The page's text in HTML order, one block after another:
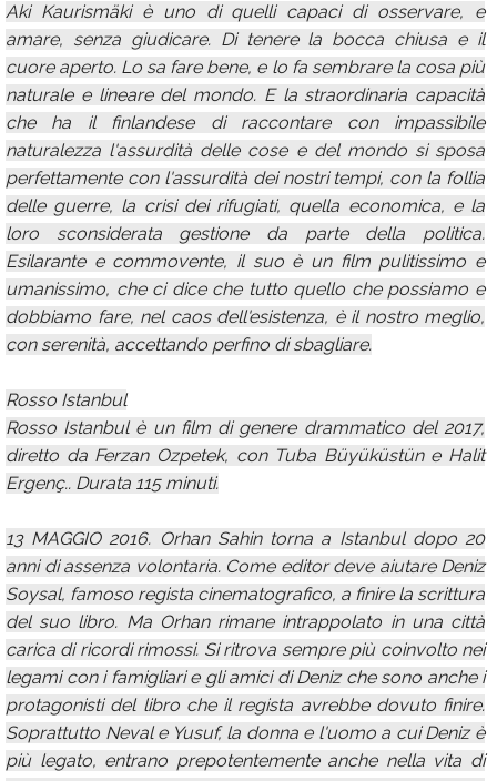
Aki Kaurismäki è uno di quelli capaci di osservare, e
amare, senza giudicare. Di tenere la bocca chiusa e il
cuore aperto. Lo sa fare bene, e lo fa sembrare la cosa più
naturale e lineare del mondo. E la straordinaria capacità
che ha il finlandese di raccontare con impassibile
naturalezza l'assurdità delle cose e del mondo si sposa
perfettamente con l'assurdità dei nostri tempi, con la follia
delle guerre, la crisi dei rifugiati, quella economica, e la
loro sconsiderata gestione da parte della politica.
Esilarante e commovente, il suo è un film pulitissimo e
umanissimo, che ci dice che tutto quello che possiamo e
dobbiamo fare, nel caos dell'esistenza, è il nostro meglio,
con serenità, accettando perfino di sbagliare.
Rosso Istanbul
Rosso Istanbul è un film di genere drammatico del 2017,
diretto da Ferzan Ozpetek, con Tuba Büyüküstün e Halit
Ergenç.. Durata 115 minuti.
13 MAGGIO 2016. Orhan Sahin torna a Istanbul dopo 20
anni di assenza volontaria. Come editor deve aiutare Deniz
Soysal, famoso regista cinematografico, a finire la scrittura
del suo libro. Ma Orhan rimane intrappolato in una città
carica di ricordi rimossi. Si ritrova sempre più coinvolto nei
legami con i famigliari e gli amici di Deniz che sono anche i
protagonisti del libro che il regista avrebbe dovuto finire.
Soprattutto Neval e Yusuf, la donna e l'uomo a cui Deniz è
più legato, entrano prepotentemente anche nella vita di